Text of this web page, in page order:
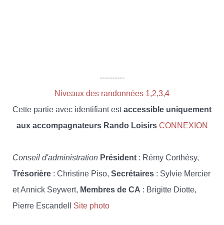
----------
Niveaux des randonnées 1,2,3,4
Cette partie avec identifiant estaccessible uniquement
aux accompagnateurs Rando Loisirs CONNEXION
Conseil d'administration Président : Rémy Corthésy,
Trésorière : Christine Piso, Secrétaires : Sylvie Mercier
et Annick Seywert, Membres de CA : Brigitte Diotte,
Pierre Escandell Site photo